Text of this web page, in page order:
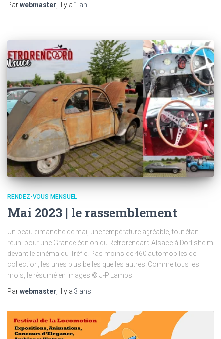
Parwebmaster , il y a 1 an
RENDEZ-VOUS MENSUEL
Mai 2023 | le rassemblement
Un beau dimanche de mai, une température agréable, tout était
réuni pour une Grande édition du Retrorencard Alsace à Dorlisheim
devant le cinéma du Trèfle. Pas moins de 460 automobiles de
collection, les unes plus belles que les autres. Comme tous les
mois, le résumé en images © J-P Lamps
Parwebmaster, il y a 3 ans